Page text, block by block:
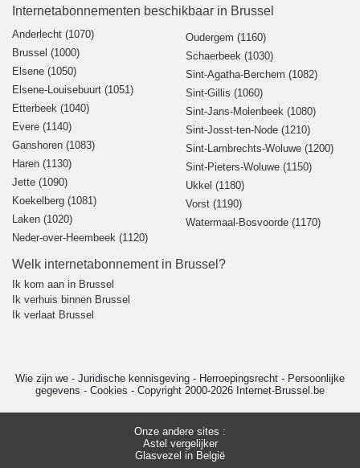
Internetabonnementen beschikbaar in Brussel
Anderlecht (1070)
Brussel (1000)
Elsene (1050)
Elsene-Louisebuurt (1051)
Etterbeek (1040)
Evere (1140)
Ganshoren (1083)
Haren (1130)
Jette (1090)
Koekelberg (1081)
Laken (1020)
Neder-over-Heembeek (1120)
Oudergem (1160)
Schaerbeek (1030)
Sint-Agatha-Berchem (1082)
Sint-Gillis (1060)
Sint-Jans-Molenbeek (1080)
Sint-Josst-ten-Node (1210)
Sint-Lambrechts-Woluwe (1200)
Sint-Pieters-Woluwe (1150)
Ukkel (1180)
Vorst (1190)
Watermaal-Bosvoorde (1170)
Welk internetabonnement in Brussel?
Ik kom aan in Brussel
Ik verhuis binnen Brussel
Ik verlaat Brussel
Wie zijn we - Juridische kennisgeving - Herroepingsrecht - Persoonlijke
gegevens - Cookies - Copyright 2000-2026 Internet-Brussel.be
Onze andere sites :
Astel vergelijker
Glasvezel in België